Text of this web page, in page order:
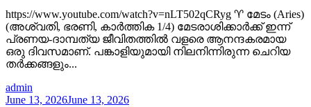
https://www.youtube.com/watch?v=nLT502qCRyg ♈ മേടം (Aries)
(അശ്വതി, ഭരണി, കാർത്തിക 1/4) മേടരാശിക്കാർക്ക് ഇന്ന്
പ്രണയ-ദാമ്പത്യ ജീവിതത്തിൽ വളരെ ആനന്ദകരമായ
ഒരു ദിവസമാണ്. പങ്കാളിയുമായി നിലനിന്നിരുന്ന ചെറിയ
തർക്കങ്ങളും...
admin
June 13, 2026June 13, 2026